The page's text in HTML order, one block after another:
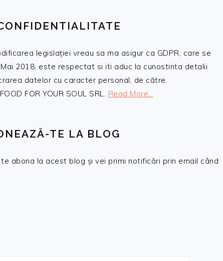
legislației vreau sa ma asigur ca GDPR, care se
2018, este respectat si iti aduc la cunostinta detalii
datelor cu caracter personal, de către
FOR YOUR SOUL SRL. Read More…
TE LA BLOG
abona la acest blog și vei primi notificări prin email când